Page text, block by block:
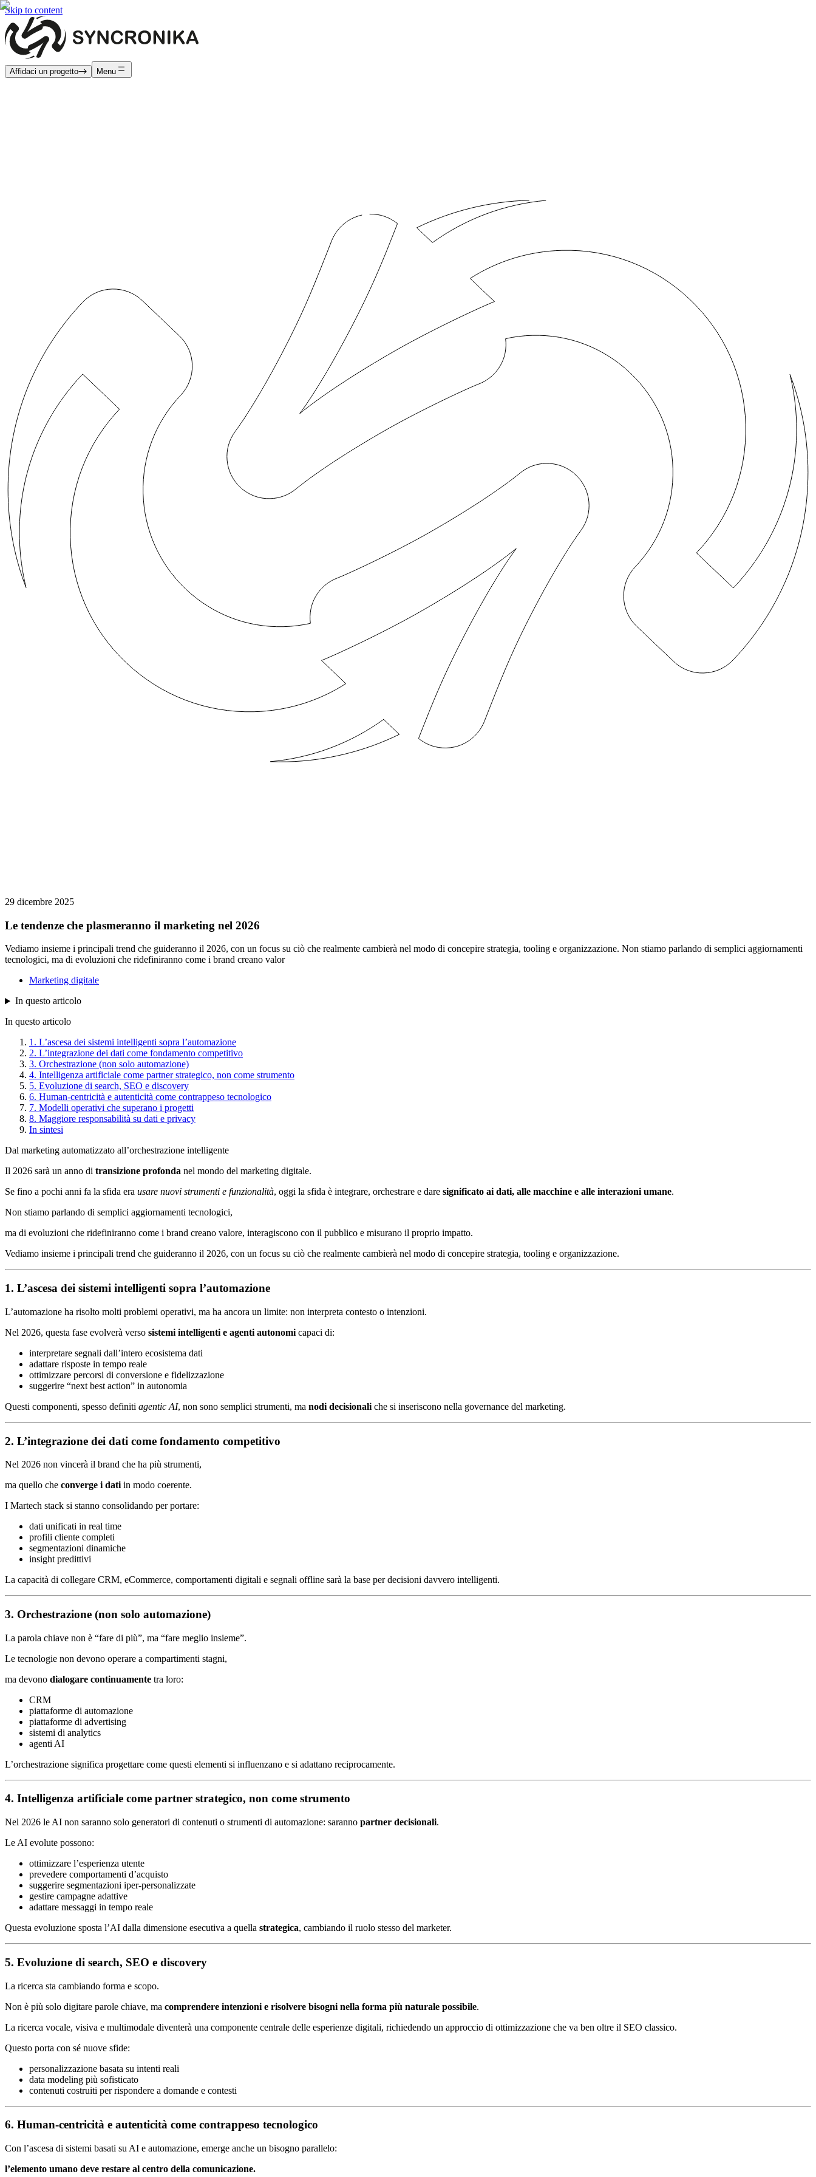
Skip to content
Affidaci un progetto Menu
29 dicembre 2025
Le tendenze che plasmeranno il marketing nel 2026
Vediamo insieme i principali trend che guideranno il 2026, con un focus su ciò che realmente cambierà nel modo di concepire strategia, tooling e organizzazione. Non stiamo parlando di semplici aggiornamenti
tecnologici, ma di evoluzioni che ridefiniranno come i brand creano valor
Marketing digitale
In questo articolo
In questo articolo
1. L’ascesa dei sistemi intelligenti sopra l’automazione
2. L’integrazione dei dati come fondamento competitivo
3. Orchestrazione (non solo automazione)
4. Intelligenza artificiale come partner strategico, non come strumento
5. Evoluzione di search, SEO e discovery
6. Human-centricità e autenticità come contrappeso tecnologico
7. Modelli operativi che superano i progetti
8. Maggiore responsabilità su dati e privacy
In sintesi
Dal marketing automatizzato all’orchestrazione intelligente
Il 2026 sarà un anno di transizione profonda nel mondo del marketing digitale.
Se fino a pochi anni fa la sfida era usare nuovi strumenti e funzionalità, oggi la sfida è integrare, orchestrare e dare significato ai dati, alle macchine e alle interazioni umane.
Non stiamo parlando di semplici aggiornamenti tecnologici,
ma di evoluzioni che ridefiniranno come i brand creano valore, interagiscono con il pubblico e misurano il proprio impatto.
Vediamo insieme i principali trend che guideranno il 2026, con un focus su ciò che realmente cambierà nel modo di concepire strategia, tooling e organizzazione.
1. L’ascesa dei sistemi intelligenti sopra l’automazione
L’automazione ha risolto molti problemi operativi, ma ha ancora un limite: non interpreta contesto o intenzioni.
Nel 2026, questa fase evolverà verso sistemi intelligenti e agenti autonomi capaci di:
interpretare segnali dall’intero ecosistema dati
adattare risposte in tempo reale
ottimizzare percorsi di conversione e fidelizzazione
suggerire “next best action” in autonomia
Questi componenti, spesso definiti agentic AI, non sono semplici strumenti, ma nodi decisionali che si inseriscono nella governance del marketing.
2. L’integrazione dei dati come fondamento competitivo
Nel 2026 non vincerà il brand che ha più strumenti,
ma quello che converge i dati in modo coerente.
I Martech stack si stanno consolidando per portare:
dati unificati in real time
profili cliente completi
segmentazioni dinamiche
insight predittivi
La capacità di collegare CRM, eCommerce, comportamenti digitali e segnali offline sarà la base per decisioni davvero intelligenti.
3. Orchestrazione (non solo automazione)
La parola chiave non è “fare di più”, ma “fare meglio insieme”.
Le tecnologie non devono operare a compartimenti stagni,
ma devono dialogare continuamente tra loro:
CRM
piattaforme di automazione
piattaforme di advertising
sistemi di analytics
agenti AI
L’orchestrazione significa progettare come questi elementi si influenzano e si adattano reciprocamente.
4. Intelligenza artificiale come partner strategico, non come strumento
Nel 2026 le AI non saranno solo generatori di contenuti o strumenti di automazione: saranno partner decisionali.
Le AI evolute possono:
ottimizzare l’esperienza utente
prevedere comportamenti d’acquisto
suggerire segmentazioni iper-personalizzate
gestire campagne adattive
adattare messaggi in tempo reale
Questa evoluzione sposta l’AI dalla dimensione esecutiva a quella strategica, cambiando il ruolo stesso del marketer.
5. Evoluzione di search, SEO e discovery
La ricerca sta cambiando forma e scopo.
Non è più solo digitare parole chiave, ma comprendere intenzioni e risolvere bisogni nella forma più naturale possibile.
La ricerca vocale, visiva e multimodale diventerà una componente centrale delle esperienze digitali, richiedendo un approccio di ottimizzazione che va ben oltre il SEO classico.
Questo porta con sé nuove sfide:
personalizzazione basata su intenti reali
data modeling più sofisticato
contenuti costruiti per rispondere a domande e contesti
6. Human-centricità e autenticità come contrappeso tecnologico
Con l’ascesa di sistemi basati su AI e automazione, emerge anche un bisogno parallelo:
l’elemento umano deve restare al centro della comunicazione.